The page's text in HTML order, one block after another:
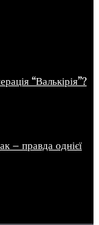
“Валькірія”?
– правда однієї